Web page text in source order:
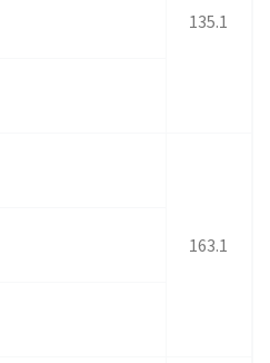
135.1
163.1